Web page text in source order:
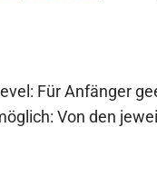
Für Anfänger
Von den